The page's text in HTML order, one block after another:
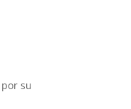
su